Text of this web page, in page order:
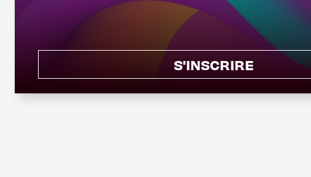
S'INSCRIRE